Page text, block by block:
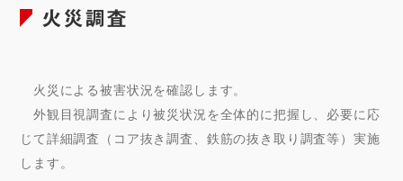
火災調査
火災による被害状況を確認します。
外観目視調査により被災状況を全体的に把握し、必要に応
じて詳細調査（コア抜き調査、鉄筋の抜き取り調査等）実施
します。